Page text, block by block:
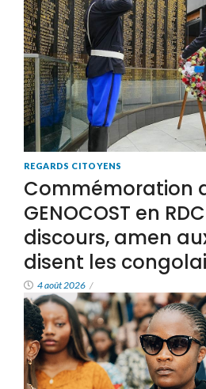
REGARDS CITOYENS
Commémoration
GENOCOST en
discours, amen
disent les
4 août 2026 /